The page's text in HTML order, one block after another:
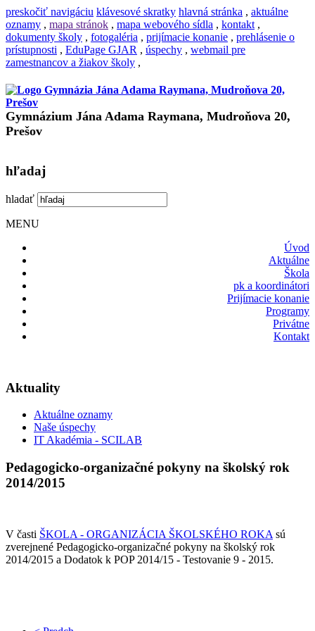
preskočiť navigáciu klávesové skratky hlavná stránka , aktuálne
oznamy , mapa stránok , mapa webového sídla , kontakt ,
dokumenty školy , fotogaléria , prijímacie konanie , prehlásenie o
prístupnosti , EduPage GJAR , úspechy , webmail pre
zamestnancov a žiakov školy ,
Gymnázium Jána Adama Raymana, Mudroňova 20,
Prešov
hľadaj
hladať
MENU
Úvod
Aktuálne
Škola
pk a koordinátori
Prijímacie konanie
Programy
Privátne
Kontakt
Aktuality
Aktuálne oznamy
Naše úspechy
IT Akadémia - SCILAB
Pedagogicko-organizačné pokyny na školský rok
2014/2015
V časti ŠKOLA - ORGANIZÁCIA ŠKOLSKÉHO ROKA sú
zverejnené Pedagogicko-organizačné pokyny na školský rok
2014/2015 a Dodatok k POP 2014/15 - Testovanie 9 - 2015.